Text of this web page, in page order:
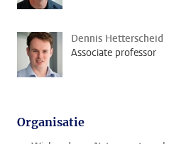
Dennis Hetterscheid
Associate professor
Organisatie